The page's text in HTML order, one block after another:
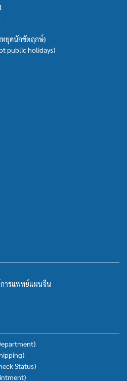
หยุดนักขัตฤกษ์)
public holidays)
การแพทย์แผนจีน
Status)